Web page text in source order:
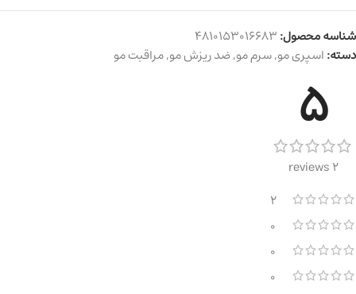
شناسه محصول:4810153016683
دسته:اسپری مو,سرم مو,ضد ریزش مو,مراقبت مو
5
2 reviews
2
0
0
0